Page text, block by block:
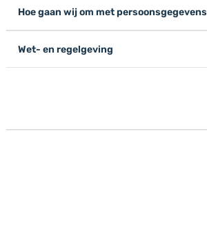
Hoe gaan wij om met persoonsgegevens
Wet- en regelgeving